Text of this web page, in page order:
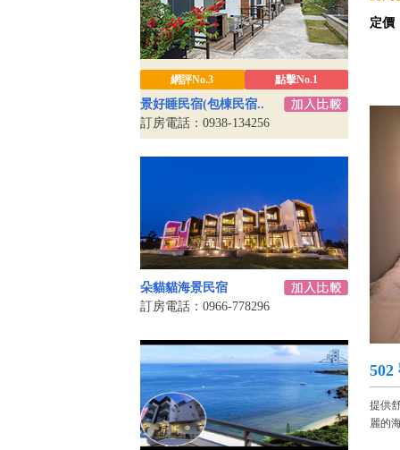
網評No.3 點擊No.1
景好睡民宿(包棟民宿..
訂房電話：0938-134256
朵貓貓海景民宿
訂房電話：0966-778296
定價
502
提供
麗的